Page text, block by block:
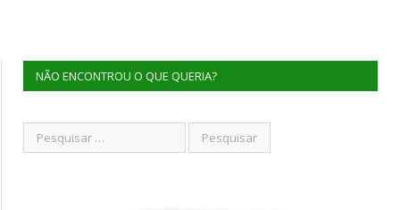
NÃO ENCONTROU O QUE QUERIA?